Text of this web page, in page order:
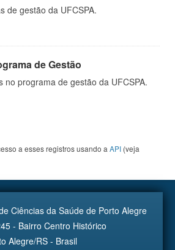
de gestão da UFCSPA.
de Gestão
no programa de gestão da UFCSPA.
a esses registros usando a API (veja
Ciências da Saúde de Porto Alegre
- Bairro Centro Histórico
Alegre/RS - Brasil